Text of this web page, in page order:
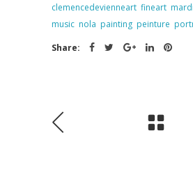
clemencedevienneart fineart
music nola painting peinture
Share: